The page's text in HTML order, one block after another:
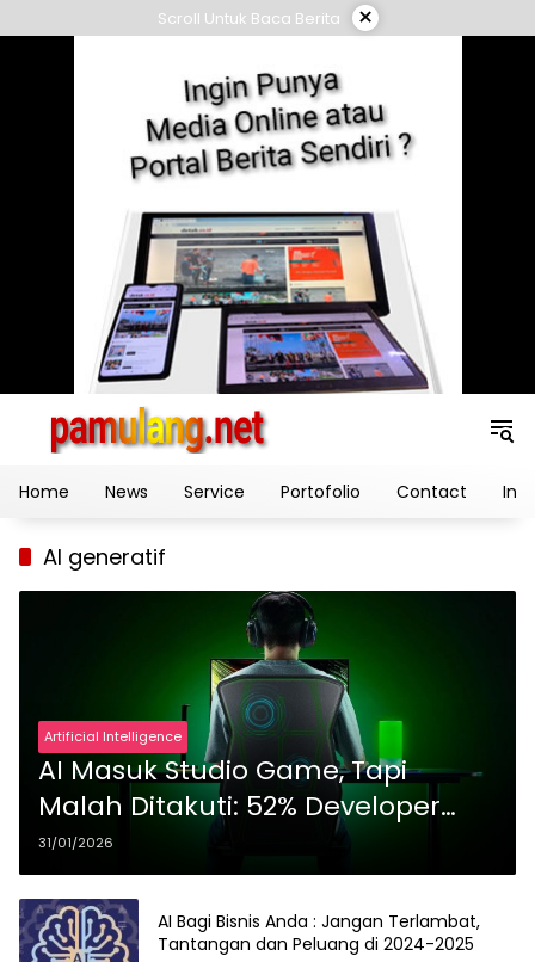
to
Scroll Untuk Baca Berita ×
Home News Service Portofolio Contact
AI generatif
Artificial Intelligence
AI Masuk Studio Game, Tapi
Malah Ditakuti: 52% Developer
Nilai AI Lebih Merugikan daripada
Menguntungkan
31/01/2026
AI Bagi Bisnis Anda : Jangan Terlambat,
Tantangan dan Peluang di 2024-2025